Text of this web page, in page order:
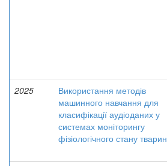
2025
Використання методів
машинного навчання для
класифікації аудіоданих у
системах моніторингу
фізіологічного стану тварин